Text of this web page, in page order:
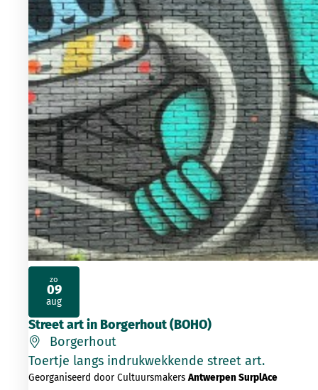
Street art in Borgerhout (BOHO)
Borgerhout
Toertje langs indrukwekkende street art.
Georganiseerd door CultuursmakersAntwerpen SurplAce
zo
09
aug
2026